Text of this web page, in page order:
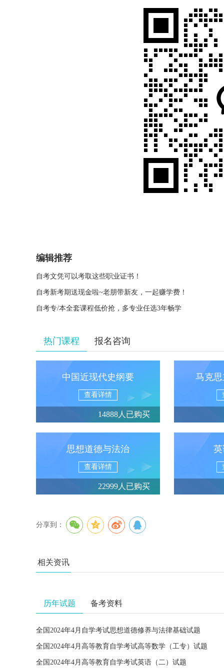
编辑推荐
自考文凭可以考取这些职业证书！
自考新考期送现金啦~老朋带新友，一起赚学费！
自考专/本全套课程低价抢，多专业任选3年畅学
热门课程 报名咨询
中国近现代史纲要
查看详情
14888人已购买
马克
思想道德与法治
查看详情
22999人已购买
分享到：
相关资讯
历年试题 备考资料
全国2024年4月自学考试思想道德修养与法律基础试题
全国2024年4月高等教育自学考试高等数学（工专）试题
全国2024年4月高等教育自学考试英语（二）试题